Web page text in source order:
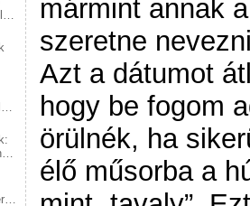
mármint annak
szeretne
Azt a dátumot
hogy be fogom
örülnék, ha
élő műsorba a